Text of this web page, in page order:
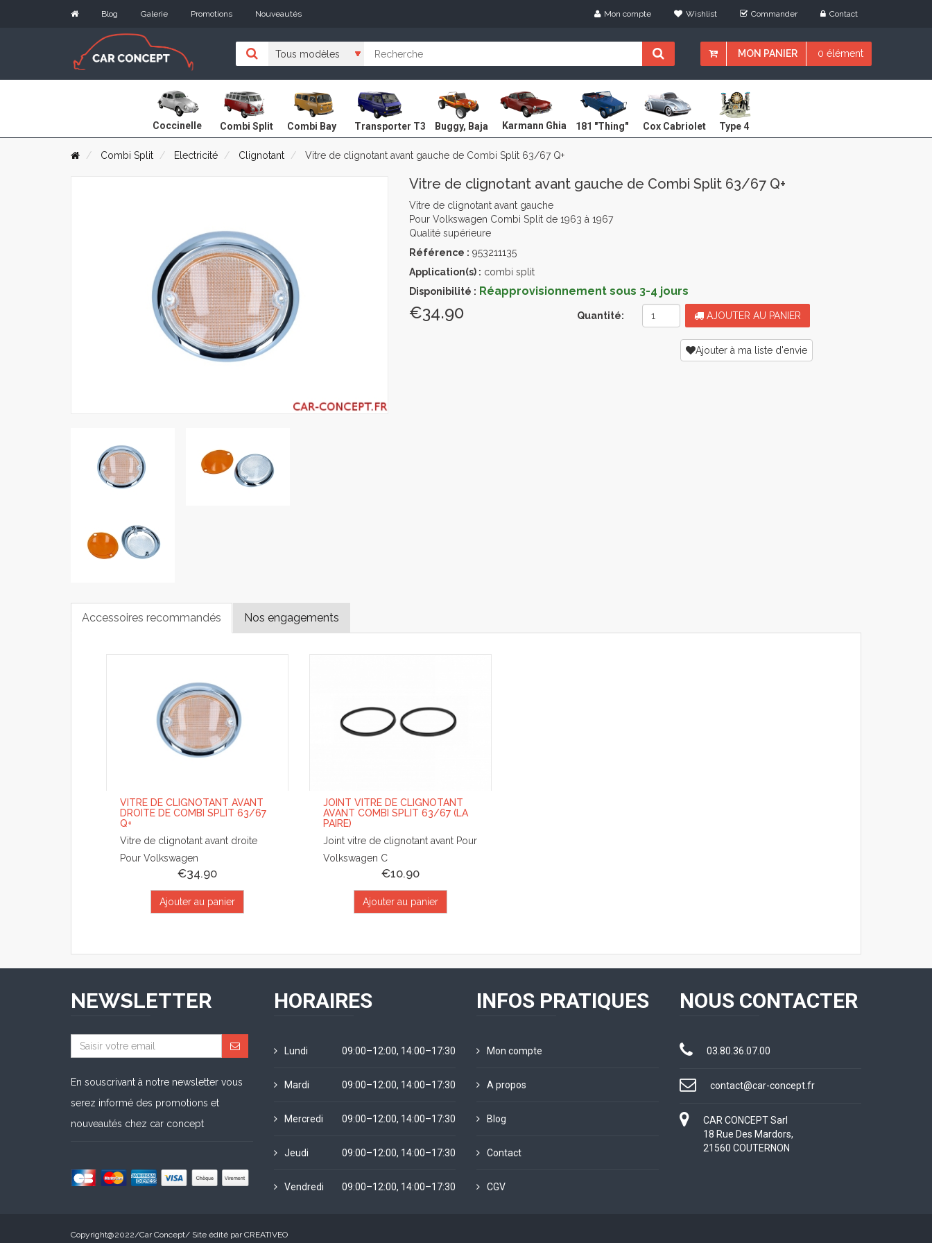
Blog Galerie Promotions Nouveautés Mon compte Wishlist Commander Contact
MON PANIER 0 élément
Coccinelle Combi Split Combi Bay Transporter T3 Buggy, Baja Karmann Ghia 181 "Thing" Cox Cabriolet Type 4
Combi Split Electricité Clignotant Vitre de clignotant avant gauche de Combi Split 63/67 Q+
Vitre de clignotant avant gauche de Combi Split 63/67 Q+
Vitre de clignotant avant gauche
Pour Volkswagen Combi Split de 1963 à 1967
Qualité supérieure
Référence : 953211135
Application(s) : combi split
Disponibilité : Réapprovisionnement sous 3-4 jours
€34.90 Quantité: AJOUTER AU PANIER
Ajouter à ma liste d'envie
Accessoires recommandés Nos engagements
VITRE DE CLIGNOTANT AVANT
DROITE DE COMBI SPLIT 63/67
Q+
Vitre de clignotant avant droite
Pour Volkswagen
€34.90
Ajouter au panier
JOINT VITRE DE CLIGNOTANT
AVANT COMBI SPLIT 63/67 (LA
PAIRE)
Joint vitre de clignotant avant Pour
Volkswagen C
€10.90
Ajouter au panier
NEWSLETTER
En souscrivant à notre newsletter vous
serez informé des promotions et
nouveautés chez car concept
HORAIRES
Lundi 09:00–12:00, 14:00–17:30
Mardi 09:00–12:00, 14:00–17:30
Mercredi 09:00–12:00, 14:00–17:30
Jeudi 09:00–12:00, 14:00–17:30
Vendredi 09:00–12:00, 14:00–17:30
INFOS PRATIQUES
Mon compte
A propos
Blog
Contact
CGV
NOUS CONTACTER
03.80.36.07.00
contact@car-concept.fr
CAR CONCEPT Sarl
18 Rue Des Mardors,
21560 COUTERNON
Copyright@2022/Car Concept/ Site édité parCREATIVEO